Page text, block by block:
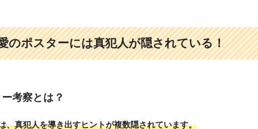
のポスターには真犯人が隠されている！
考察とは？
、真犯人を導き出すヒントが複数隠されています。